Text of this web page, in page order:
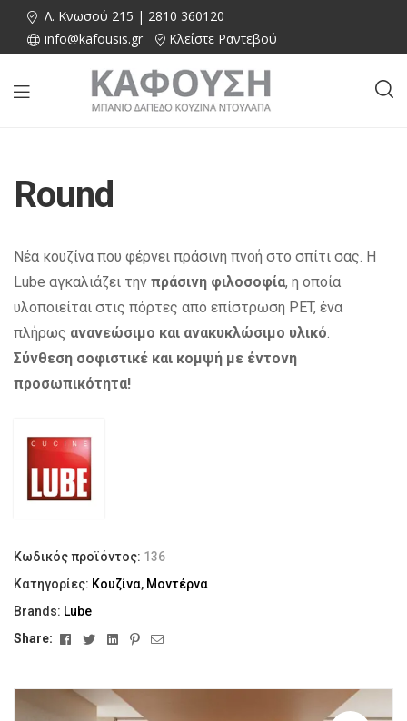
Λ. Κνωσού 215 | 2810 360120
info@kafousis.gr
Κλείστε Ραντεβού
Round
Νέα κουζίνα που φέρνει πράσινη πνοή στο σπίτι σας. H
Lube αγκαλιάζει την πράσινη φιλοσοφία, η οποία
υλοποιείται στις πόρτες από επίστρωση PET, ένα
πλήρως ανανεώσιμο και ανακυκλώσιμο υλικό.
Σύνθεση σοφιστικέ και κομψή με έντονη
προσωπικότητα!
Κωδικός προϊόντος: 136
Κατηγορίες: Κουζίνα, Μοντέρνα
Brands: Lube
Share:
FacebookTwitterLinkedinPinterest
Email